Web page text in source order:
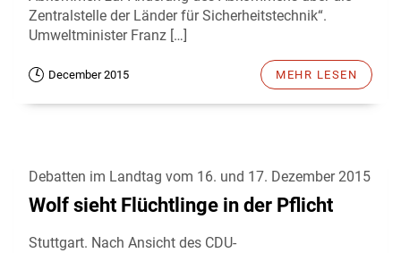
Zentralstelle der Länder für Sicherheitstechnik“.
Umweltminister Franz […]
December 2015 MEHR LESEN
Debatten im Landtag vom 16. und 17. Dezember 2015
Wolf sieht Flüchtlinge in der Pflicht
Stuttgart. Nach Ansicht des CDU-